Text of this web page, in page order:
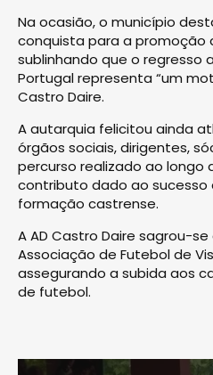
Na ocasião, o município
conquista para a promoção
sublinhando que o regresso
Portugal representa “um
Castro Daire.
A autarquia felicitou ainda
órgãos sociais, dirigentes,
percurso realizado ao
contributo dado ao sucesso
formação castrense.
A AD Castro Daire sagrou-
Associação de Futebol de
assegurando a subida aos
de futebol.